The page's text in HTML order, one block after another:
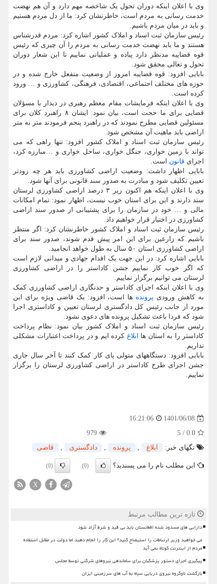
وی با اعلان اینکه دوران تحول یک شاخصه مهم دارد و آن هم نهضت
خدمت رسانی به مردم است، خاطرنشان کرد: ما از دل مردم هستیم
و باید در میان مردم باشیم.
رئیس سازمان ثبت اسناد و املاک کشور اشاره کرد: مردم قدرشناس
هستند و ما باید نهضت خدمت رسانی به مردم را آن چیزی که رئیس
قوه قضاییه مدنظر دارد پیاده و عملیانی نماییم تا این شعار دوران
تحول و تعالی محقق شود.
بابایی افزود: قوه قضاییه امروز از وضعیت منفعل خارج شده و در
حوزه های مختلف اجتماعی، اقتصادی، فرهنگی، کشاورزی و … ورود
کرده است.
وی با اعلان اینکه فرمایشات مقام معظم رهبری در دیدار با مسؤلان
قضایی برای ما حجت است، بیان نمود: ایشان ۸ راهبرد کلان برای
مسئولین قضایی مطرح نمودند که در راهبرد پنجم فرمودند متر به متر
اراضی باید ماهیت آن مشخص شود.
رئیس سازمان ثبت اسناد و املاک کشور افزود: تنها راهی که می
تواند با زمین خواری، جنگل خواری، ساحل خواری و …مبارزه کرد،
اجرای قانون است.
بابایی اظهار داشت: وضعیت اراضی کشاورزی باید هر چه زودتر
تعیین تکلیف شود و مبادرت به صدور سند قانونی برای آنها شود.
وی با اعلان اینکه هم اکنون زیر ۳ درصد اراضی کشاورزی لرستان
سند دارند و این برای استان خوب نیست، اظهار نمود: تمام امکانات
مالی و … خود در سازمان را برای پشتیبانی از صدور سند اراضی
کشاورزی در اختیار قرار خواهیم داد.
رئیس سازمان ثبت اسناد و املاک کشور خاطرنشان کرد: اگر منتظر
باشیم که زارعین برای این امر پیش قدم شوند، صدور سند برای
اراضی کشاورزی استان ۵۰ سال به طول خواهد انجامید.
بابایی اشاره کرد: در این جهت یک اقدام جهادی و میدانی لازم است
که اگر خوب کار نماییم جشن کاداستر را در اراضی کشاورزی
لرستان می توانیم برگزار نماییم.
وی با اعلان اینکه اجرای کاداستر و حدنگاری اراضی کشاورزی کمک
به کاهش ورودی پرونده ها است، افزود: یک قاضی ویژه برای این
مورد از جانب رئیس کل دادگستری لرستان تعیین و کاداستری اجرا
شود که فردا باعث تشکیل پرونده های دعوی نشود.
رئیس سازمان ثبت اسناد و املاک کشور بیان نمود: نظام پرداخت
کاداستر را به استان ها ابلاغ کرده ایم و در پرداخت اعتبارات مشکلی
نداریم.
بابایی افزود: دستگاههای متولی پای کار کمک کنند تا آخر سال جاری
جشن اجرای طرح کاداستر در اراضی کشاورزی لرستان را برگزار
نماییم.
1401/06/08
16:21:06
0.0
/
5
979
تگهای خبر:
ابلاغ , پرونده , دادگستری , قاضی
این مطلب نام را می پسندید؟ (0)
(0)
X
تازه ترین مطالب مرتبط
دارایی های مسدود شده افغانستان باید بی قید و شرط آزاد شود
می خواهید وزیر ارتباطات را استیضاح کنید؟ این کار را انجام دهید اما دولت در مقابل استفاده
مردم از اینترنت کوتاه نمی آید
پیگیری اجرای دستور پزشکیان برای ساماندهی نیروهای شرکتی توسط مجلس
بازگشت ناوگروه نیروی دریایی سپاه به آب های سرزمینی ایران